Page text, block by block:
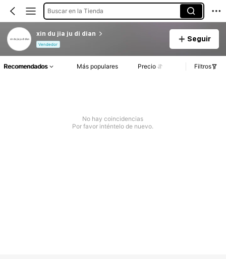
Buscar en la Tienda
xin du jia ju di dian
Vendedor
Seguir
Recomendados Más populares Precio Filtros
No hay coincidencias
Por favor inténtelo de nuevo.